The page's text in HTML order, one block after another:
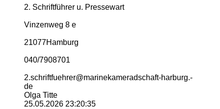
2. Schriftführer u. Pressewart
Vinzenweg 8 e
21077Hamburg
040/7908701
2.­schriftfuehrer@­marinekameradschaft-­harburg.­
de
Olga Titte
25.05.2026 23:20:35